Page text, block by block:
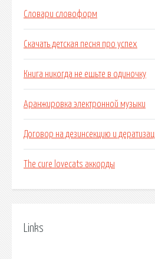
Словари словоформ
Скачать детская песня про успех
Книга никогда не ешьте в одиночку
Аранжировка электронной музыки
Договор на дезинсекцию и
The cure lovecats аккорды
Links